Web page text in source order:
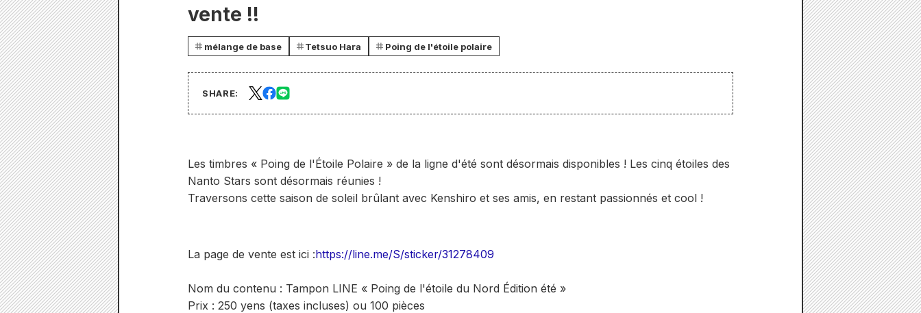
vente !!
mélange de base Tetsuo Hara Poing de l'étoile polaire
SHARE:
Les timbres « Poing de l'Étoile Polaire » de la ligne d'été sont désormais disponibles ! Les cinq étoiles des
Nanto Stars sont désormais réunies !
Traversons cette saison de soleil brûlant avec Kenshiro et ses amis, en restant passionnés et cool !
La page de vente est ici :https://line.me/S/sticker/31278409
Nom du contenu : Tampon LINE « Poing de l'étoile du Nord Édition été »
Prix : 250 yens (taxes incluses) ou 100 pièces